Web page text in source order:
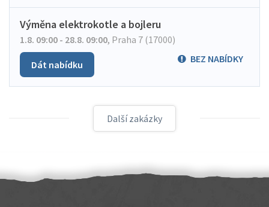
Výměna elektrokotle a bojleru
1.8. 09:00 - 28.8. 09:00, Praha 7 (17000)
BEZ NABÍDKY
Dát nabídku
Další zakázky